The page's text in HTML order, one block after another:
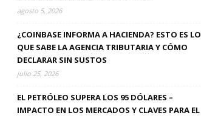
agosto 5, 2026
¿COINBASE INFORMA A HACIENDA? ESTO ES LO
QUE SABE LA AGENCIA TRIBUTARIA Y CÓMO
DECLARAR SIN SUSTOS
julio 25, 2026
EL PETRÓLEO SUPERA LOS 95 DÓLARES –
IMPACTO EN LOS MERCADOS Y CLAVES PARA EL